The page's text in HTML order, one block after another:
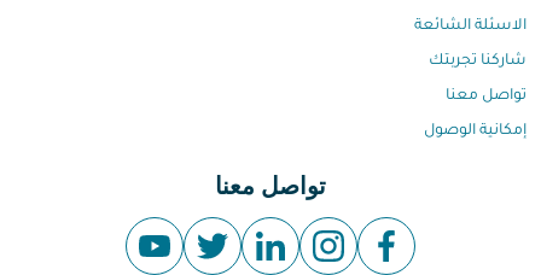
الاسئلة الشائعة
شاركنا تجربتك
تواصل معنا
إمكانية الوصول
تواصل معنا